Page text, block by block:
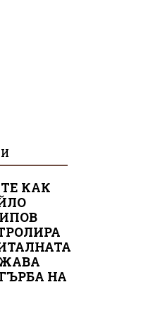
КАК
НА